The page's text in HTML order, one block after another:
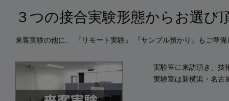
３つの接合実験形態からお選び
来客実験の他に、 『リモート実験』 『サンプル預かり』もご準
実験室に来訪頂き、技
実験室は新横浜・名古